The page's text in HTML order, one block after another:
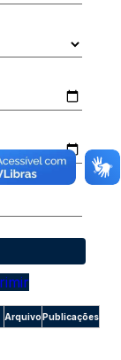
ArquivoPublicações